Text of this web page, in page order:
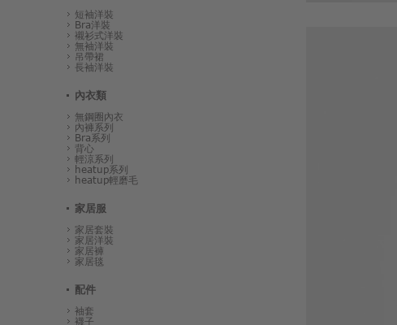
短袖洋裝
Bra洋裝
襯衫式洋裝
無袖洋裝
吊帶裙
長袖洋裝
內衣類
無鋼圈內衣
內褲系列
Bra系列
背心
輕涼系列
heatup系列
heatup輕磨毛
家居服
家居套裝
家居洋裝
家居褲
家居毯
配件
袖套
襪子